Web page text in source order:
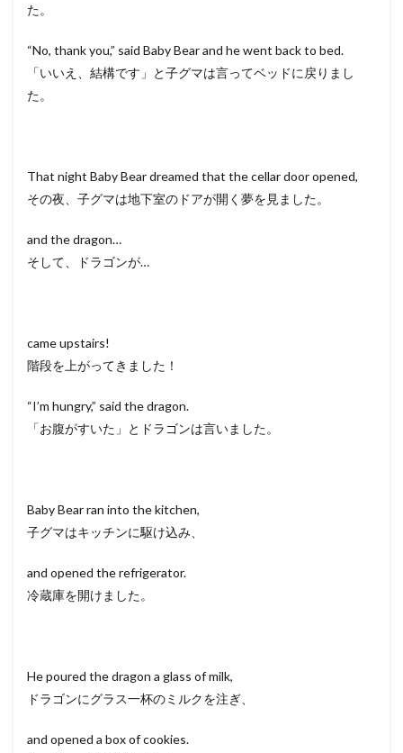
た。
“No, thank you,” said Baby Bear and he went back to bed.
「いいえ、結構です」と子グマは言ってベッドに戻りまし
た。
That night Baby Bear dreamed that the cellar door opened,
その夜、子グマは地下室のドアが開く夢を見ました。
and the dragon…
そして、ドラゴンが…
came upstairs!
階段を上がってきました！
“I’m hungry,” said the dragon.
「お腹がすいた」とドラゴンは言いました。
Baby Bear ran into the kitchen,
子グマはキッチンに駆け込み、
and opened the refrigerator.
冷蔵庫を開けました。
He poured the dragon a glass of milk,
ドラゴンにグラス一杯のミルクを注ぎ、
and opened a box of cookies.